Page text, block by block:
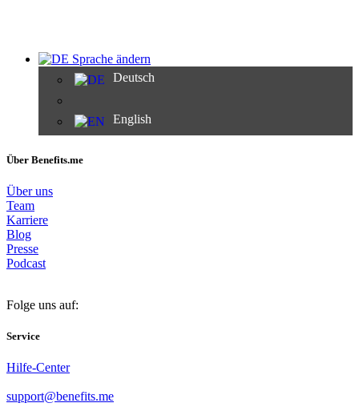
Sprache ändern
Deutsch
English
Über Benefits.me
Über uns
Team
Karriere
Blog
Presse
Podcast
Folge uns auf:
Service
Hilfe-Center
support@benefits.me